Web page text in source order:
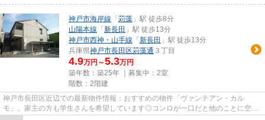
神戸市海岸線 「 苅藻 」駅 徒歩8分
山陽本線 「 新長田 」駅 徒歩13分
神戸市西神・山手線 「 新長田 」駅 徒歩13分
兵庫県神戸市長田区苅藻通 ３丁目
4.9万円～5.3万円
築年数：築25年 ｜募集中： 2室
階数：2階建
神戸市長田区近辺での最新物件情報：おすすめの物件「ヴァンテアン・カル
モ」。家主の方も学生さんを希望しています◎コンロが一口だと他のことに空間